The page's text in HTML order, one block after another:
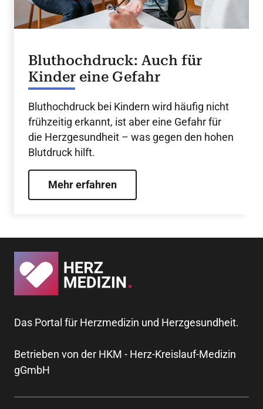
Bluthochdruck: Auch für
Kinder eine Gefahr
Bluthochdruck bei Kindern wird häufig nicht
frühzeitig erkannt, ist aber eine Gefahr für
die Herzgesundheit – was gegen den hohen
Blutdruck hilft.
Mehr erfahren
Das Portal für Herzmedizin und Herzgesundheit.
Betrieben von der HKM - Herz-Kreislauf-Medizin
gGmbH